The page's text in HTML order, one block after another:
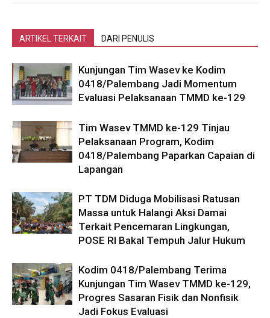
ARTIKEL TERKAIT DARI PENULIS
Kunjungan Tim Wasev ke Kodim
0418/Palembang Jadi Momentum
Evaluasi Pelaksanaan TMMD ke-129
Tim Wasev TMMD ke-129 Tinjau
Pelaksanaan Program, Kodim
0418/Palembang Paparkan Capaian di
Lapangan
PT TDM Diduga Mobilisasi Ratusan
Massa untuk Halangi Aksi Damai
Terkait Pencemaran Lingkungan,
POSE RI Bakal Tempuh Jalur Hukum
Kodim 0418/Palembang Terima
Kunjungan Tim Wasev TMMD ke-129,
Progres Sasaran Fisik dan Nonfisik
Jadi Fokus Evaluasi